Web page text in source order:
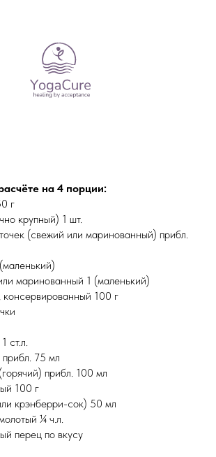
на 4 порции:
г
крупный) 1 шт.
(свежий или маринованный) прибл.
маринованный 1 (маленький)
100 г
ст.л.
75 мл
прибл. 100 мл
100 г
крэнберри-сок) 50 мл
¼ ч.л.
перец по вкусу